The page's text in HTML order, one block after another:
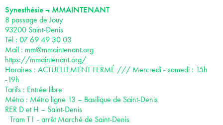
Synesthésie ¬ MMAINTENANT
8 passage de Jouy
93200 Saint-Denis
Tél : 07 69 49 30 03‬‬
Mail : mm@mmaintenant.org
https://mmaintenant.org/
Horaires : ACTUELLEMENT FERMÉ /// Mercredi - samedi : 15h
-19h
Tarifs : Entrée libre
Métro : Métro ligne 13 – Basilique de Saint-Denis
RER D et H – Saint-Denis
Tram T1 - arrêt Marché de Saint-Denis